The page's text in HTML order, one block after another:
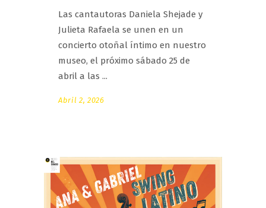
Las cantautoras Daniela Shejade y
Julieta Rafaela se unen en un
concierto otoñal íntimo en nuestro
museo, el próximo sábado 25 de
abril a las
Abril 2, 2026